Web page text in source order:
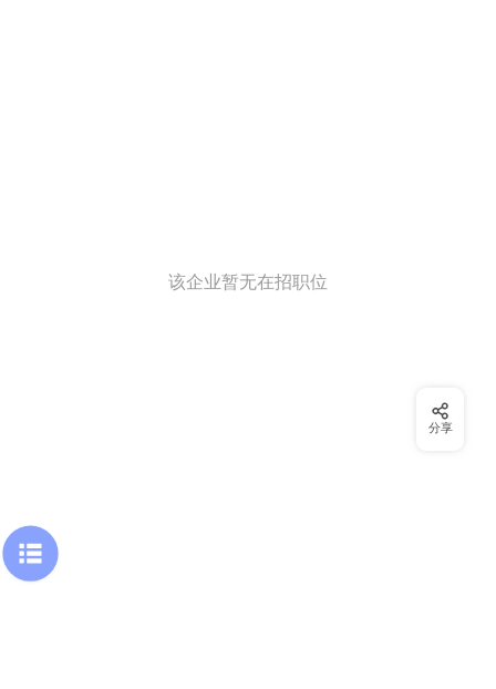
该企业暂无在招职位
分享